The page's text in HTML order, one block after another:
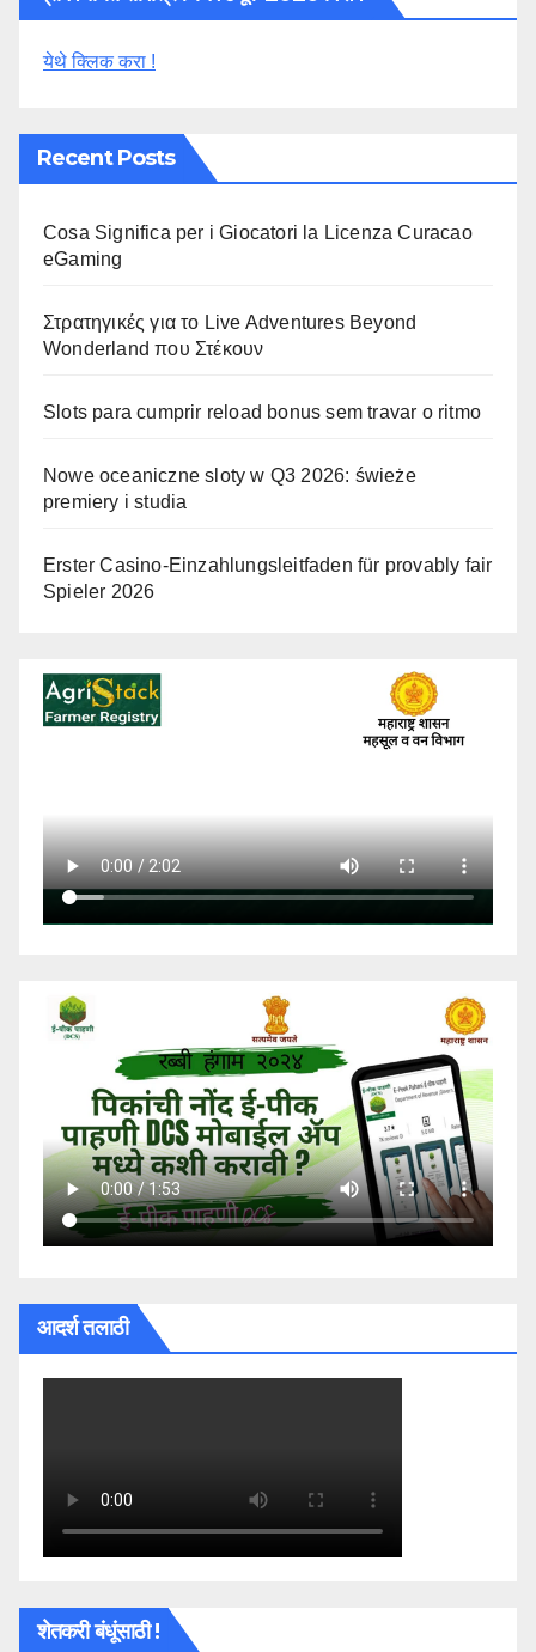
येथे क्लिक करा !
Recent Posts
Cosa Significa per i Giocatori la Licenza Curacao
eGaming
Στρατηγικές για το Live Adventures Beyond
Wonderland που Στέκουν
Slots para cumprir reload bonus sem travar o ritmo
Nowe oceaniczne sloty w Q3 2026: świeże
premiery i studia
Erster Casino-Einzahlungsleitfaden für provably fair
Spieler 2026
आदर्श तलाठी
शेतकरी बंधूंसाठी !